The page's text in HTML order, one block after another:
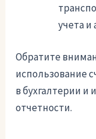
учета и
Обратите
использование
в бухгалтерии
отчетности.